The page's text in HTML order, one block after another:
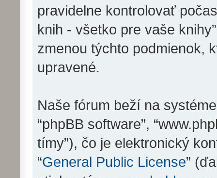
pravidelne kontrolovať
knih - všetko pre vaše
zmenou týchto podmienok,
upravené.
Naše fórum beží na systéme
“phpBB software”,
tímy”), čo je elektronický
“General Public License”